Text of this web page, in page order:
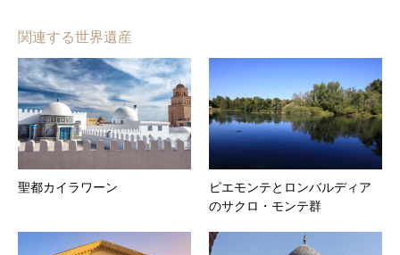
関連する世界遺産
聖都カイラワーン
ピエモンテとロンバルディア
のサクロ・モンテ群